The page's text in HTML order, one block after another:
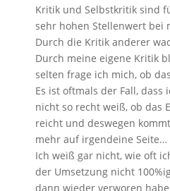
Kritik und Selbstkritik sind
sehr hohen Stellenwert bei
Durch die Kritik anderer
Durch meine eigene Kritik
selten frage ich mich, ob
Es ist oftmals der Fall,
nicht so recht weiß, ob das
reicht und deswegen
mehr auf irgendeine Seite…
Ich weiß gar nicht, wie oft
der Umsetzung nicht
dann wieder verworen